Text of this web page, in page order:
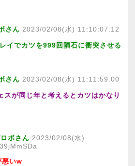
さん 2023/02/08(水) 11:10:07.12
イでカツを999回隕石に衝突させる
さん 2023/02/08(水) 11:11:59.00
スが同じ年と考えるとカツはかなり
ボさん 2023/02/08(水)
悪いw